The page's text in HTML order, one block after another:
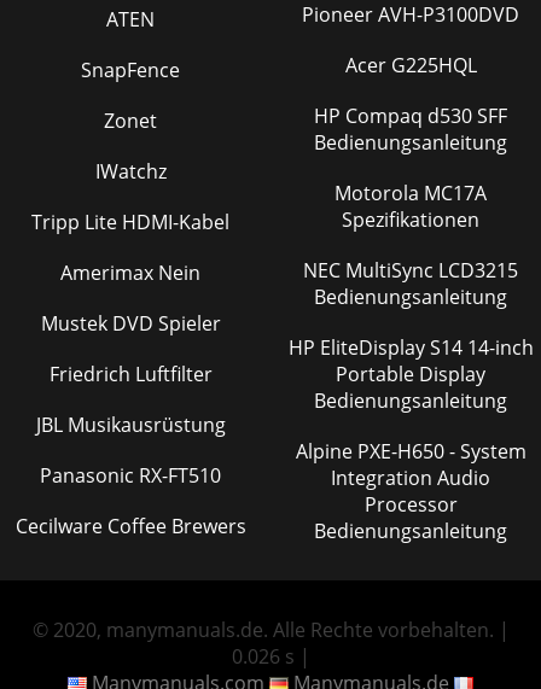
ATEN
SnapFence
Zonet
IWatchz
Tripp Lite HDMI-Kabel
Amerimax Nein
Mustek DVD Spieler
Friedrich Luftfilter
JBL Musikausrüstung
Panasonic RX-FT510
Cecilware Coffee Brewers
Pioneer AVH-P3100DVD
Acer G225HQL
HP Compaq d530 SFF
Bedienungsanleitung
Motorola MC17A
Spezifikationen
NEC MultiSync LCD3215
Bedienungsanleitung
HP EliteDisplay S14 14-inch
Portable Display
Bedienungsanleitung
Alpine PXE-H650 - System
Integration Audio
Processor
Bedienungsanleitung
© 2020, manymanuals.de. Alle Rechte vorbehalten. |
0.026 s |
Manymanuals.com
Manymanuals.de